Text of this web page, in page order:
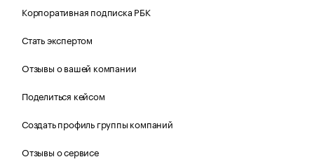
Корпоративная подписка РБК
Стать экспертом
Отзывы о вашей компании
Поделиться кейсом
Создать профиль группы компаний
Отзывы о сервисе